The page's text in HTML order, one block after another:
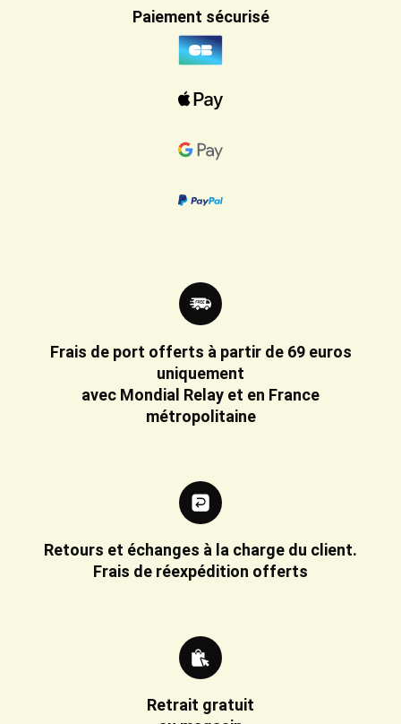
Paiement sécurisé
Frais de port offerts à partir de 69 euros
uniquement
avec Mondial Relay et en France
métropolitaine
Retours et échanges à la charge du client.
Frais de réexpédition offerts
Retrait gratuit